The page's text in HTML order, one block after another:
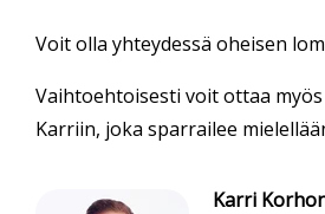
Voit olla yhteydessä oheisen
Vaihtoehtoisesti voit ottaa
Karriin, joka sparrailee
Karri